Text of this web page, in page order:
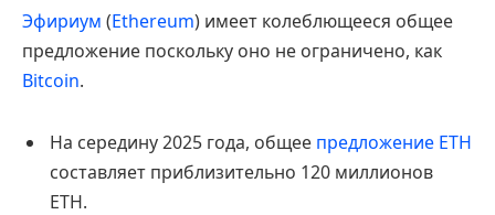
Эфириум (Ethereum) имеет колеблющееся общее
предложение поскольку оно не ограничено, как
Bitcoin.
На середину 2025 года, общее предложение ETH
составляет приблизительно 120 миллионов
ETH.